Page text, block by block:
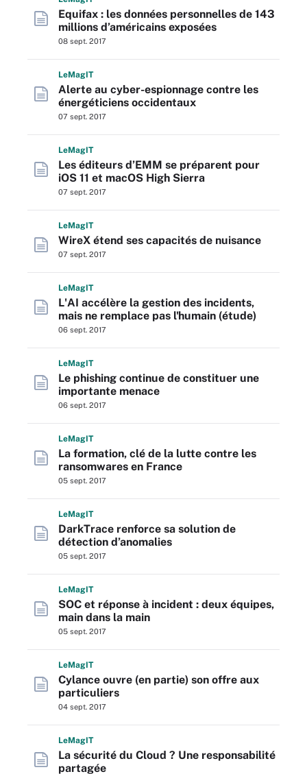
Equifax : les données personnelles de 143
millions d’américains exposées
08 sept. 2017
LeMagIT
Alerte au cyber-espionnage contre les
énergéticiens occidentaux
07 sept. 2017
LeMagIT
Les éditeurs d’EMM se préparent pour
iOS 11 et macOS High Sierra
07 sept. 2017
LeMagIT
WireX étend ses capacités de nuisance
07 sept. 2017
LeMagIT
L'AI accélère la gestion des incidents,
mais ne remplace pas l'humain (étude)
06 sept. 2017
LeMagIT
Le phishing continue de constituer une
importante menace
06 sept. 2017
LeMagIT
La formation, clé de la lutte contre les
ransomwares en France
05 sept. 2017
LeMagIT
DarkTrace renforce sa solution de
détection d’anomalies
05 sept. 2017
LeMagIT
SOC et réponse à incident : deux équipes,
main dans la main
05 sept. 2017
LeMagIT
Cylance ouvre (en partie) son offre aux
particuliers
04 sept. 2017
LeMagIT
La sécurité du Cloud ? Une responsabilité
partagée